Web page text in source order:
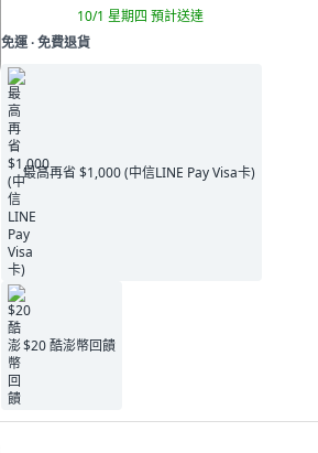
10/1 星期四 預計送達
免運 ∙ 免費退貨
最高再省 $1,000 (中信LINE Pay Visa卡)
$20 酷澎幣回饋